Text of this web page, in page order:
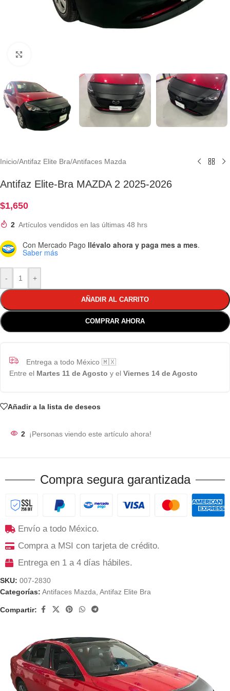
Inicio/Antifaz Elite Bra/Antifaces Mazda
Antifaz Elite-Bra MAZDA 2 2025-2026
$1,650
2 Artículos vendidos en las últimas 48 hrs
Con Mercado Pago llévalo ahora y paga mes a mes.
Saber más
- +
AÑADIR AL CARRITO
COMPRAR AHORA
Entrega a todo México 🇲🇽
Entre el Martes 11 de Agosto y el Viernes 14 de Agosto
Añadir a la lista de deseos
2 ¡Personas viendo este artículo ahora!
Compra segura garantizada
Envío a todo México.
Compra a MSI con tarjeta de crédito.
Entrega en 1 a 4 días hábiles.
SKU: 007-2830
Categorías: Antifaces Mazda Antifaz Elite Bra
Compartir: